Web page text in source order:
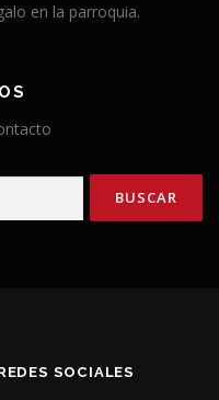
en la parroquia.
SOCIALES